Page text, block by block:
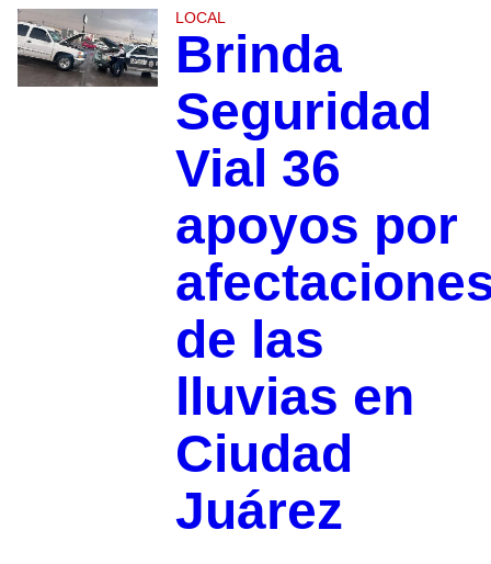
LOCAL
Brinda
Seguridad
Vial 36
apoyos por
de las
lluvias en
Ciudad
Juárez